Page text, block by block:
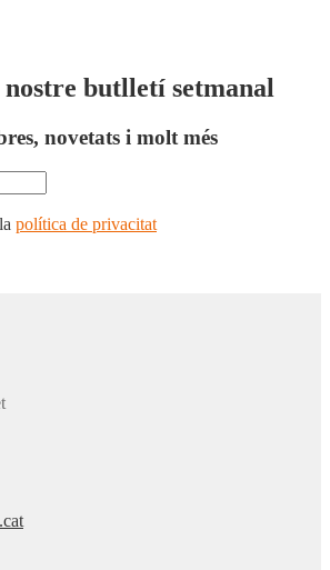
butlletí setmanal
novetats i molt més
política de privacitat